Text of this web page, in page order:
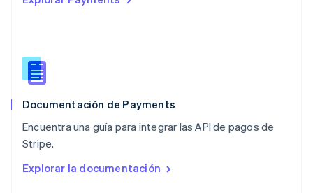
Documentación de Payments
Encuentra una guía para integrar las API de pagos de
Stripe.
Explorar la documentación
Português
RAE de Hong Kong, China
Reino Unido
República Checa
English
English